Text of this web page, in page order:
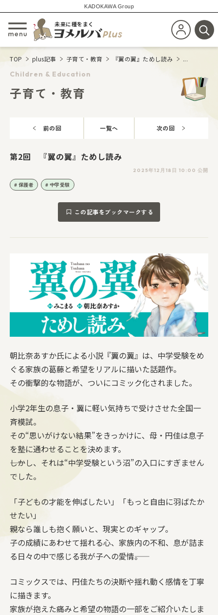
KADOKAWA Group
メニューを開閉する
未来に種をまく
新規会員登
検
TOP plus記事 子育て・教育 『翼の翼』ためし読み ...
Children & Education
子育て・教育
前の回 一覧へ 次の回
第2回 『翼の翼』ためし読み
2025年12月18日 10:00 公開
保護者 中学受験
この記事をブックマークする
朝比奈あすか氏による小説『翼の翼』は、中学受験をめ
ぐる家族の葛藤と希望をリアルに描いた話題作。
その衝撃的な物語が、ついにコミック化されました。
小学2年生の息子・翼に軽い気持ちで受けさせた全国一
斉模試。
その“思いがけない結果”をきっかけに、母・円佳は息子
を塾に通わせることを決めます。
――しかし、それは“中学受験という沼”の入口にすぎません
でした。
「子どもの才能を伸ばしたい」「もっと自由に羽ばたか
せたい」
親なら誰しも抱く願いと、現実とのギャップ。
子の成績にあわせて揺れる心、家族内の不和、息が詰ま
る日々の中で感じる我が子への愛情――。
コミックスでは、円佳たちの決断や揺れ動く感情を丁寧
に描きます。
家族が抱えた痛みと希望の物語の一部をご紹介いたしま